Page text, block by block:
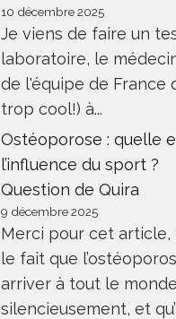
10 décembre 2025
Je viens de faire un
laboratoire, le
de l'équipe de France
trop cool!) à...
Ostéoporose : quelle
l’influence du sport ?
Question de Quira
9 décembre 2025
Merci pour cet article,
le fait que
arriver à tout le
silencieusement, et